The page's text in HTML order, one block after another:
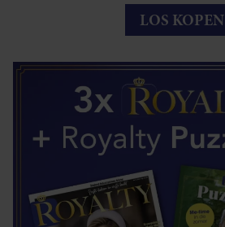
LOS KOPEN